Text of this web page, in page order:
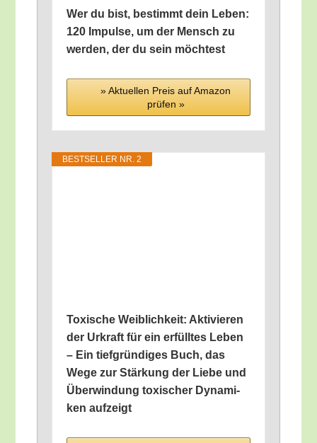
Wer du bist, bestimmt dein Leben:
120 Impul­se, um der Mensch zu
wer­den, der du sein möchtest
» Aktu­el­len Preis auf Ama­zon
prü­fen »
BEST­SEL­LER NR. 2
Toxi­sche Weib­lich­keit: Akti­vie­ren
der Urkraft für ein erfüll­tes Leben
– Ein tief­grün­di­ges Buch, das
Wege zur Stär­kung der Lie­be und
Über­win­dung toxi­scher Dyna­mi­
ken aufzeigt